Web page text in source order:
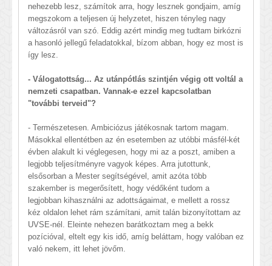
nehezebb lesz, számítok arra, hogy lesznek gondjaim, amíg
megszokom a teljesen új helyzetet, hiszen tényleg nagy
változásról van szó. Eddig azért mindig meg tudtam birkózni
a hasonló jellegű feladatokkal, bízom abban, hogy ez most is
így lesz.
- Válogatottság... Az utánpótlás szintjén végig ott voltál a
nemzeti csapatban. Vannak-e ezzel kapcsolatban
"további terveid"?
- Természetesen. Ambiciózus játékosnak tartom magam.
Másokkal ellentétben az én esetemben az utóbbi másfél-két
évben alakult ki véglegesen, hogy mi az a poszt, amiben a
legjobb teljesítményre vagyok képes. Arra jutottunk,
elsősorban a Mester segítségével, amit azóta több
szakember is megerősített, hogy védőként tudom a
legjobban kihasználni az adottságaimat, e mellett a rossz
kéz oldalon lehet rám számítani, amit talán bizonyítottam az
UVSE-nél. Eleinte nehezen barátkoztam meg a bekk
pozícióval, eltelt egy kis idő, amíg beláttam, hogy valóban ez
való nekem, itt lehet jövőm.